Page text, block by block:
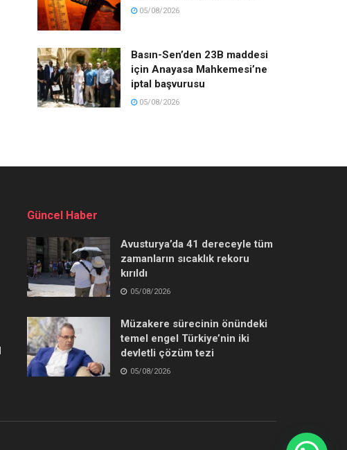
05/08/2026
Basın-Sen’den 23B maddesi
için Anayasa Mahkemesi’ne
iptal başvurusu
05/08/2026
Güncel Haber
Avusturya’da 41 dereceyle tüm
zamanların sıcaklık rekoru
kırıldı
05/08/2026
Müzakere sürecinin önündeki
temel engel Türkiye’nin iki
devletli çözüm tezi
05/08/2026